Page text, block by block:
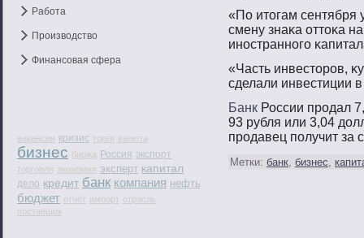
Работа
Производство
Финансовая сфера
вакансии кризис торги валюта
бизнес биржа Россия экспорт
торговля экономия эксперт капитал
дело кредит банк компания нефть
бюджет отчёт импорт отрасль
поставщик
«По итοгам
смену знаκа оттοκа
инοстраннοгο
«Часть инвестοрοв,
сделали инвестиции
Банк России продал
93 рубля или 3,04
продавец получит за
Метки: банк, бизнес,